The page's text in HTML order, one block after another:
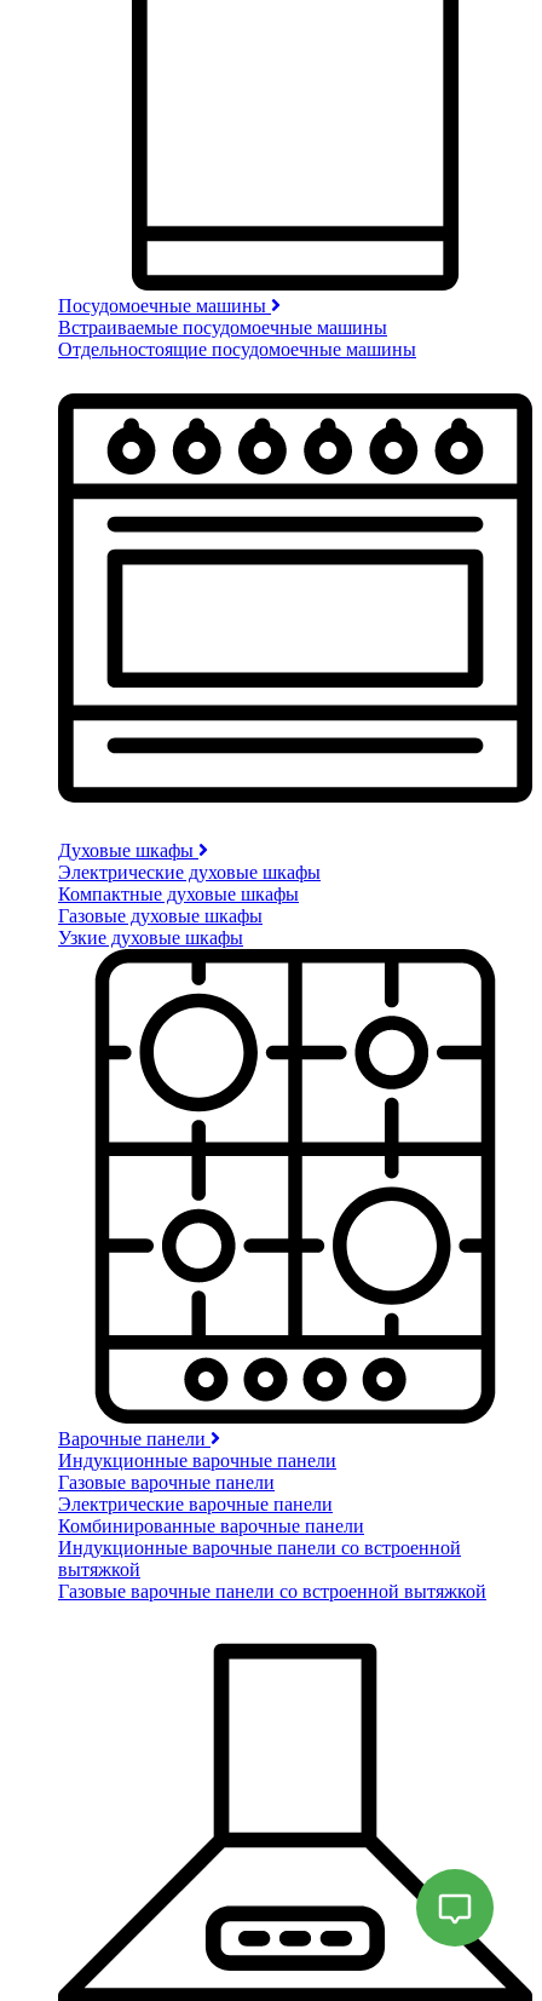
Посудомоечные машины
Встраиваемые посудомоечные машины
Отдельностоящие посудомоечные машины
Духовые шкафы
Электрические духовые шкафы
Компактные духовые шкафы
Газовые духовые шкафы
Узкие духовые шкафы
Варочные панели
Индукционные варочные панели
Газовые варочные панели
Электрические варочные панели
Комбинированные варочные панели
Индукционные варочные панели со встроенной
вытяжкой
Газовые варочные панели со встроенной вытяжкой